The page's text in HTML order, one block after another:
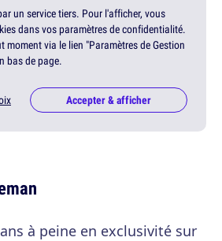
un service tiers. Pour l'afficher, vous
dans vos paramètres de confidentialité.
moment via le lien "Paramètres de Gestion
bas de page.
Accepter & afficher
à peine en exclusivité sur